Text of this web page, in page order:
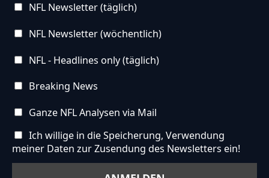
NFL Newsletter (täglich)
NFL Newsletter (wöchentlich)
NFL - Headlines only (täglich)
Breaking News
Ganze NFL Analysen via Mail
Ich willige in die Speicherung, Verwendung
meiner Daten zur Zusendung des Newsletters ein!